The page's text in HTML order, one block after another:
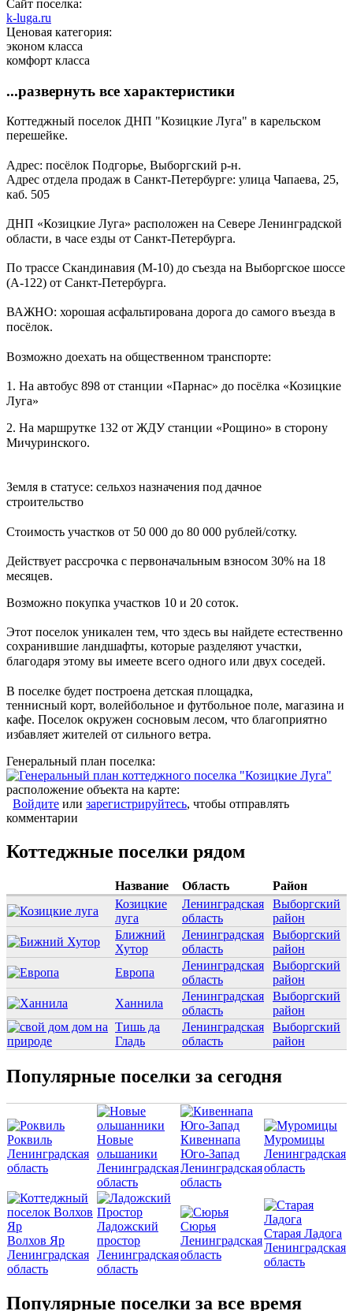
Сайт поселка:
k-luga.ru
Ценовая категория:
эконом класса
комфорт класса
...развернуть все характеристики
Коттеджный поселок ДНП "Козицкие Луга" в карельском
перешейке.
Адрес: посёлок Подгорье, Выборгский р-н. ⁣⁣⠀
Адрес отдела продаж в Санкт-Петербурге: улица Чапаева, 25,
каб. 505⁣⁣⠀
ДНП «Козицкие Луга» расположен на Севере Ленинградской
области, в часе езды от Санкт-Петербурга.⁣⁣⠀
По трассе Скандинавия (М-10) до съезда на Выборгское шоссе
(А-122) от Санкт-Петербурга.⁣⁣⠀
ВАЖНО: хорошая асфальтирована дорога до самого въезда в
посёлок.⁣⁣⠀
Возможно доехать на общественном транспорте: ⁣⁣⠀
1. На автобус 898 от станции «Парнас» до посёлка «Козицкие
Луга»⁣⁣⠀
2. На маршрутке 132 от ЖДУ станции «Рощино» в сторону
Мичуринского.⁣⁣⠀
Земля в статусе: сельхоз назначения под дачное
строительство⁣⁣⠀
Стоимость участков от 50 000 до 80 000 рублей/сотку.⁣⁣⠀
Действует рассрочка с первоначальным взносом 30% на 18
месяцев.⁣⁣⠀
Возможно покупка участков 10 и 20 соток.
Этот поселок уникален тем, что здесь вы найдете естественно
сохранившие ландшафты, которые разделяют участки,
благодаря этому вы имеете всего одного или двух соседей.⁣⁣⠀
В поселке будет построена детская площадка, ⁣⁣⠀
теннисный корт, волейбольное и футбольное поле, магазина и
кафе. Поселок окружен сосновым лесом, что благоприятно
избавляет жителей от сильного ветра.⁣⁣⠀
Генеральный план поселка:
расположение объекта на карте:
Войдите или зарегистрируйтесь, чтобы отправлять
комментарии
Коттеджные поселки рядом
Название Область
Район
Козицкие
луга
Ленинградская
область
Выборгский
район
Ближний
Хутор
Ленинградская
область
Выборгский
район
Европа
Ленинградская
область
Выборгский
район
Ханнила
Ленинградская
область
Выборгский
район
Тишь да
Гладь
Ленинградская
область
Выборгский
район
Популярные поселки за сегодня
Роквиль
Ленинградская
область
Новые
ольшаники
Ленинградская
область
Кивеннапа
Юго-Запад
Ленинградская
область
Муромицы
Ленинградская
область
Волхов Яр
Ленинградская
область
Ладожский
простор
Ленинградская
область
Сюрья
Ленинградская
область
Старая Ладога
Ленинградская
область
Популярные поселки за все время